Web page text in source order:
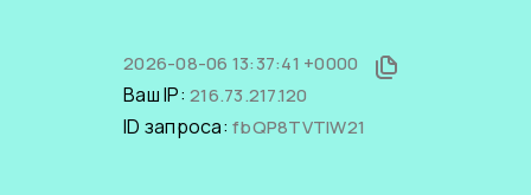
2026-08-06 13:37:41 +0000
Ваш IP: 216.73.217.120
ID запроса: fbQP8TVTIW21